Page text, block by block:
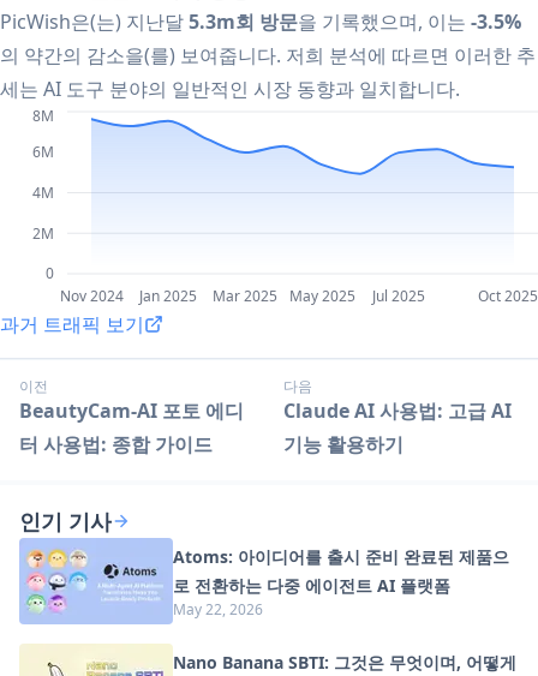
PicWish은(는) 지난달5.3m회 방문을 기록했으며, 이는 -3.5%
의 약간의 감소을(를) 보여줍니다. 저희 분석에 따르면 이러한 추
세는 AI 도구 분야의 일반적인 시장 동향과 일치합니다.
Nov 2024 Jan 2025 Mar 2025 May 2025 Jul 2025 Oct 2025
0
2M
4M
6M
8M
과거 트래픽 보기
이전
BeautyCam-AI 포토 에디
터 사용법: 종합 가이드
다음
Claude AI 사용법: 고급 AI
기능 활용하기
인기 기사
Atoms: 아이디어를 출시 준비 완료된 제품으
로 전환하는 다중 에이전트 AI 플랫폼
May 22, 2026
Nano Banana SBTI: 그것은 무엇이며, 어떻게